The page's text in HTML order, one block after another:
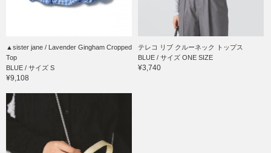
▲sister jane / Lavender Gingham Cropped
Top
BLUE / サイズ S
¥9,108
テレコ リブ クルーネック トップス
BLUE / サイズ ONE SIZE
¥3,740